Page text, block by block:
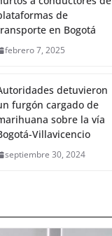
de
en Bogotá
febrero 7, 2025
detuvieron
furgón cargado de
sobre la vía
Villavicencio
septiembre 30, 2024